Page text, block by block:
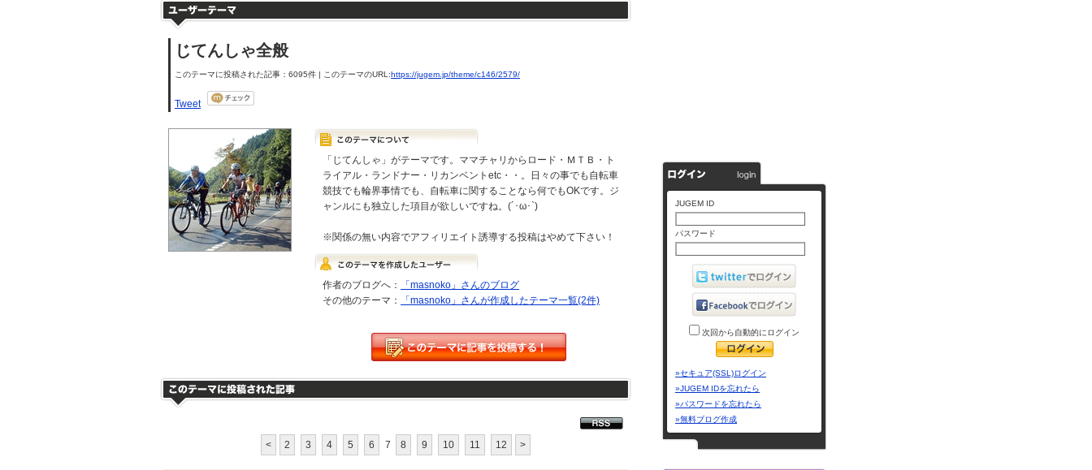
じてんしゃ全般
このテーマに投稿された記事：6095件 | このテーマのURL:https://jugem.jp/theme/c146/2579/
Tweet
「じてんしゃ」がテーマです。ママチャリからロード・ＭＴＢ・ト
ライアル・ランドナー・リカンベントetc・・。日々の事でも自転車
競技でも輪界事情でも、自転車に関することなら何でもOKです。ジ
ャンルにも独立した項目が欲しいですね。(´･ω･`)
※関係の無い内容でアフィリエイト誘導する投稿はやめて下さい！
作者のブログへ：
「masnoko」さんのブログ
その他のテーマ：
「masnoko」さんが作成したテーマ一覧(2件)
< 2 3 4 5 6 7 8 9 10 11 12 >
JUGEM ID
パスワード
次回から自動的にログイン
»セキュア(SSL)ログイン
»JUGEM IDを忘れたら
»パスワードを忘れたら
»無料ブログ作成